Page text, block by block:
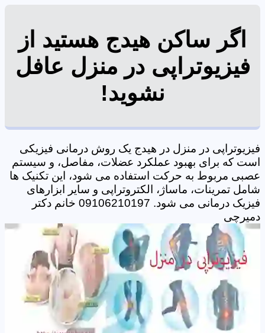
اگر ساکن هیدج هستید از
فیزیوتراپی در منزل عافل
نشوید!
فیزیوتراپی در منزل در هیدج یک روش درمانی فیزیکی
است که برای بهبود عملکرد عضلات، مفاصل، و سیستم
عصبی مربوط به حرکت استفاده می شود، این تکنیک ها
شامل تمرینات، ماساژ، الکتروتراپی و سایر ابزارهای
فیزیک درمانی می شود. 09106210197 خانم دکتر
دمیرچی